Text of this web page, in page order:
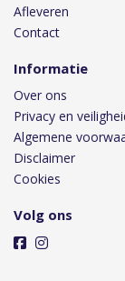
Afleveren
Contact
Informatie
Over ons
Privacy en
Algemene
Disclaimer
Cookies
Volg ons